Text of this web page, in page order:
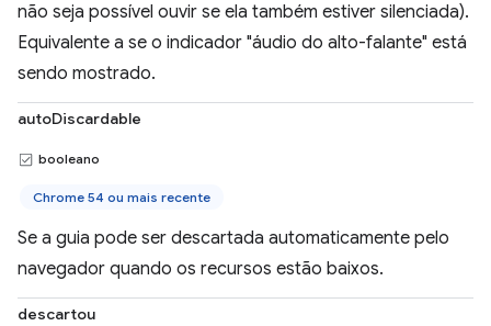
não seja possível ouvir se ela também estiver silenciada).
Equivalente a se o indicador "áudio do alto-falante" está
sendo mostrado.
autoDiscardable
booleano
Chrome 54 ou mais recente
Se a guia pode ser descartada automaticamente pelo
navegador quando os recursos estão baixos.
descartou